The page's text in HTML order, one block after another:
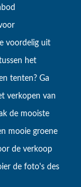
voordelig uit
het
tenten? Ga
verkopen van
de mooiste
mooie groene
de verkoop
de foto's des